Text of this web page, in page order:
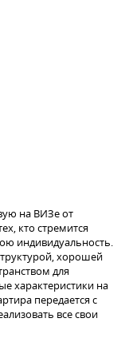
на ВИЗе от
кто стремится
индивидуальность.
хорошей
для
характеристики на
передается с
все свои
чистовую - потолок
штукатурка на